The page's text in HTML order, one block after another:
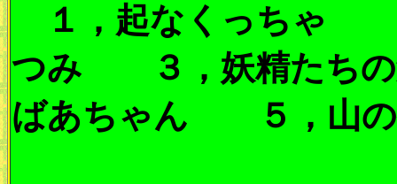
１，起なくっちゃ
つみ ３，妖精たち
ばあちゃん ５，山の